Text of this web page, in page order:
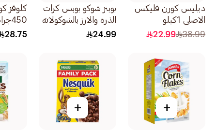
ديليس كورن فليكس
الاصلي 1كيلو
38.99
22.99
بوبنز شوكو بوبس كرات
الذرة والارز بالشوكولاته
375جرام
24.99
كلوقز
450جرام
28.75
+
+